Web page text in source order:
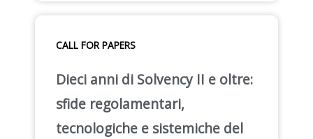
CALL FOR PAPERS
Dieci anni di Solvency II e oltre:
sfide regolamentari,
tecnologiche e sistemiche del